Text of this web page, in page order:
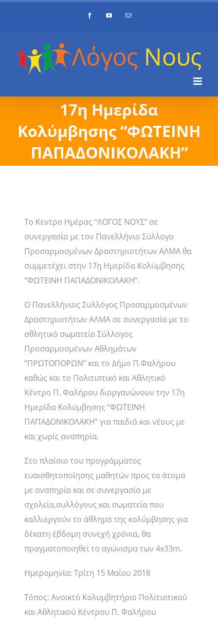
FacebookYouTubeEmail
17η Ημερίδα
Κολύμβησης “ΦΩΤΕΙΝΗ
ΠΑΠΑΔΟΝΙΚΟΛΑΚΗ”
Το Κεντρο Ημέρας “ΛΟΓΟΣ ΝΟΥΣ” σε
συνεργασία με τον Πανελλήνιο Σύλλογο
Προσαρμοσμένων Δραστηριοτήτων ΑΛΜΑ θα
συμμετέχει στην 17η Ημερίδα Κολύμβησης
“ΦΩΤΕΙΝΗ ΠΑΠΑΔΟΝΙΚΟΛΑΚΗ”.
Ο Πανελλήνιος Συλλόγος Προσαρμοσμένων
Δραστηριοτήτων ΑΛΜΑ σε συνεργασία με το
αθλητικό σωματείο Σύλλογος
Προσαρμοσμένων Αθλημάτων
“ΠΡΩΤΟΠΟΡΩΝ” και το Δήμο Π.Φαλήρου
καθώς και το Πολιτιστικό και Αθλητικό
Κέντρο Π. Φαλήρου διοργανώνουν την 17η
Ημερίδα Κολύμβησης “ΦΩΤΕΙΝΗ
ΠΑΠΑΔΟΝΙΚΟΛΑΚΗ” για παιδιά και νέους με
και χωρίς αναπηρία.
Στο πλαίσιο του προγράμματος
ευαισθητοποίησης μαθητών προς τα άτομα
με αναπηρία και σε συνεργασία με
σχολεία,συλλόγους και σωματεία που
καλλιεργούν το άθλημα της κολύμβησης για
δέκατη έβδομη συνεχή χρόνια, θα
πραγματοποιηθεί το αγώνισμα των 4x33m.
Ημερομηνία: Τρίτη 15 Μαΐου 2018
Τόπος: Ανοικτό Κολυμβητήριο Πολιτιστικού
και Αθλητικού Κέντρου Π. Φαλήρου